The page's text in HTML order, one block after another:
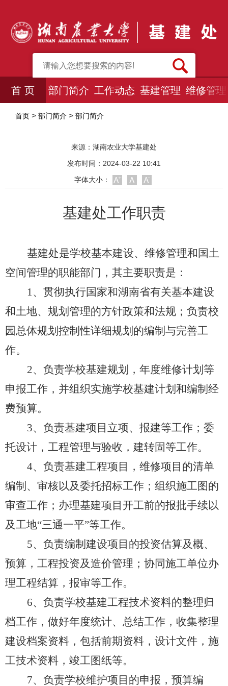
首 页 部门简介 工作动态 基建管理 维修管理
首页 > 部门简介 > 部门简介
来源： 湖南农业大学基建处
发布时间：2024-03-22 10:41
字体大小：
基建处工作职责
基建处是学校基本建设、维修管理和国土
空间管理的职能部门，其主要职责是：
1、贯彻执行国家和湖南省有关基本建设
和土地、规划管理的方针政策和法规；负责校
园总体规划控制性详细规划的编制与完善工
作。
2、负责学校基建规划，年度维修计划等
申报工作，并组织实施学校基建计划和编制经
费预算。
3、负责基建项目立项、报建等工作；委
托设计，工程管理与验收，建转固等工作。
4、负责基建工程项目，维修项目的清单
编制、审核以及委托招标工作；组织施工图的
审查工作；办理基建项目开工前的报批手续以
及工地“三通一平”等工作。
5、负责编制建设项目的投资估算及概、
预算，工程投资及造价管理；协同施工单位办
理工程结算，报审等工作。
6、负责学校基建工程技术资料的整理归
档工作，做好年度统计、总结工作，收集整理
建设档案资料，包括前期资料，设计文件，施
工技术资料，竣工图纸等。
7、负责学校维护项目的申报，预算编